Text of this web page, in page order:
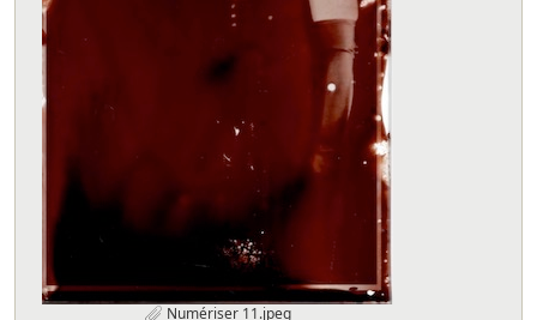
Numériser 11.jpeg